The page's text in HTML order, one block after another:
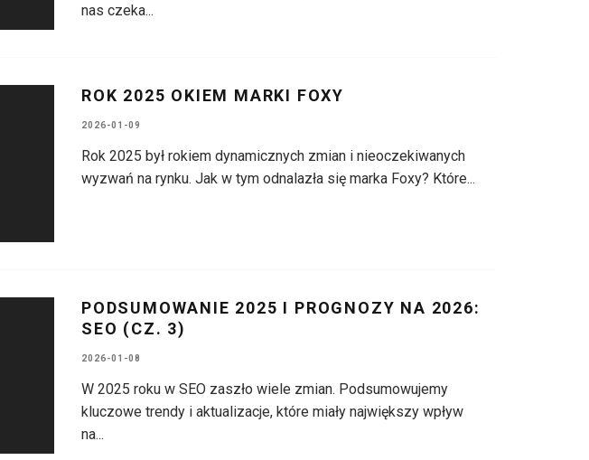
nas czeka...
ROK 2025 OKIEM MARKI FOXY
2026-01-09
Rok 2025 był rokiem dynamicznych zmian i nieoczekiwanych
wyzwań na rynku. Jak w tym odnalazła się marka Foxy? Które...
PODSUMOWANIE 2025 I PROGNOZY NA 2026:
SEO (CZ. 3)
2026-01-08
W 2025 roku w SEO zaszło wiele zmian. Podsumowujemy
kluczowe trendy i aktualizacje, które miały największy wpływ
na...